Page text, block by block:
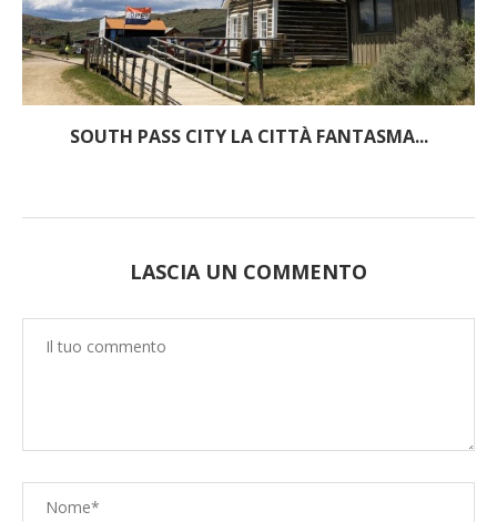
SOUTH PASS CITY LA CITTÀ FANTASMA...
LASCIA UN COMMENTO